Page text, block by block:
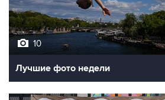
10
Лучшие фото недели